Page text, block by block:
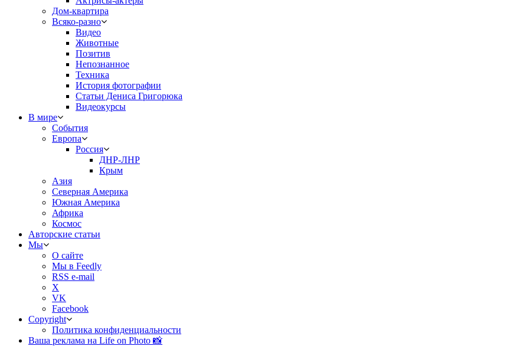
Дом-квартира
Всяко-разно
Видео
Животные
Позитив
Непознанное
Техника
История фотографии
Статьи Дениса Григорюка
Видеокурсы
В мире
События
Европа
Россия
ДНР-ЛНР
Крым
Азия
Северная Америка
Южная Америка
Африка
Космос
Авторские статьи
Мы
О сайте
Мы в Feedly
RSS e-mail
X
VK
Facebook
Copyright
Политика конфиденциальности
Ваша реклама на Life on Photo 📸